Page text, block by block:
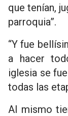
que tenían,
parroquia”.
“Y fue
a hacer
iglesia se
todas las
Al mismo